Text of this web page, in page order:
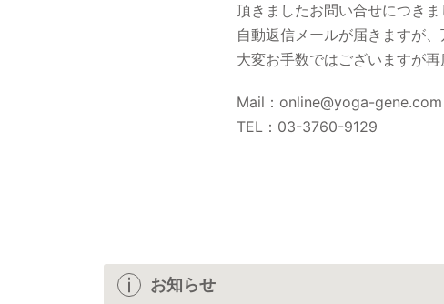
頂きましたお問い合せにつき
自動返信メールが届きますが
大変お手数ではございますが
Mail：online@yoga-gene.com
TEL：03-3760-9129
お知らせ